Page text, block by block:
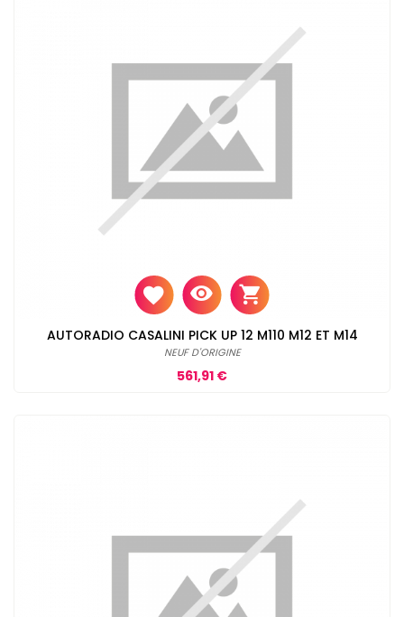
AUTORADIO CASALINI PICK UP 12 M110 M12 ET M14
NEUF D'ORIGINE
Prix
561,91 €